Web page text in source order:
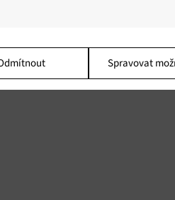
Porozumění publiku
Spravovat